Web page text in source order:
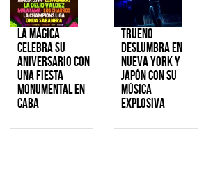
La Mágica
celebra su
aniversario con
una fiesta
monumental en
CABA
TRUENO
deslumbra en
Nueva York y
Japón con su
música
explosiva